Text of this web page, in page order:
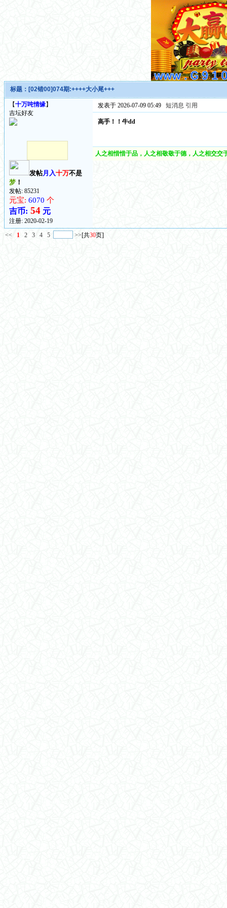
标题： [02错00]074期:++++大小尾+++
【十万吨情缘】
吉坛好友
发帖月入十万不是
梦！
发帖: 85231
元宝: 6070 个
吉币: 54元
注册: 2020-02-19
发表于 2026-07-09 05:49 短消息 引用
高手！！牛dd
人之相惜惜于品，人之相敬敬于德，人之相交
<< 1 2 3 4 5 >>[共30页]